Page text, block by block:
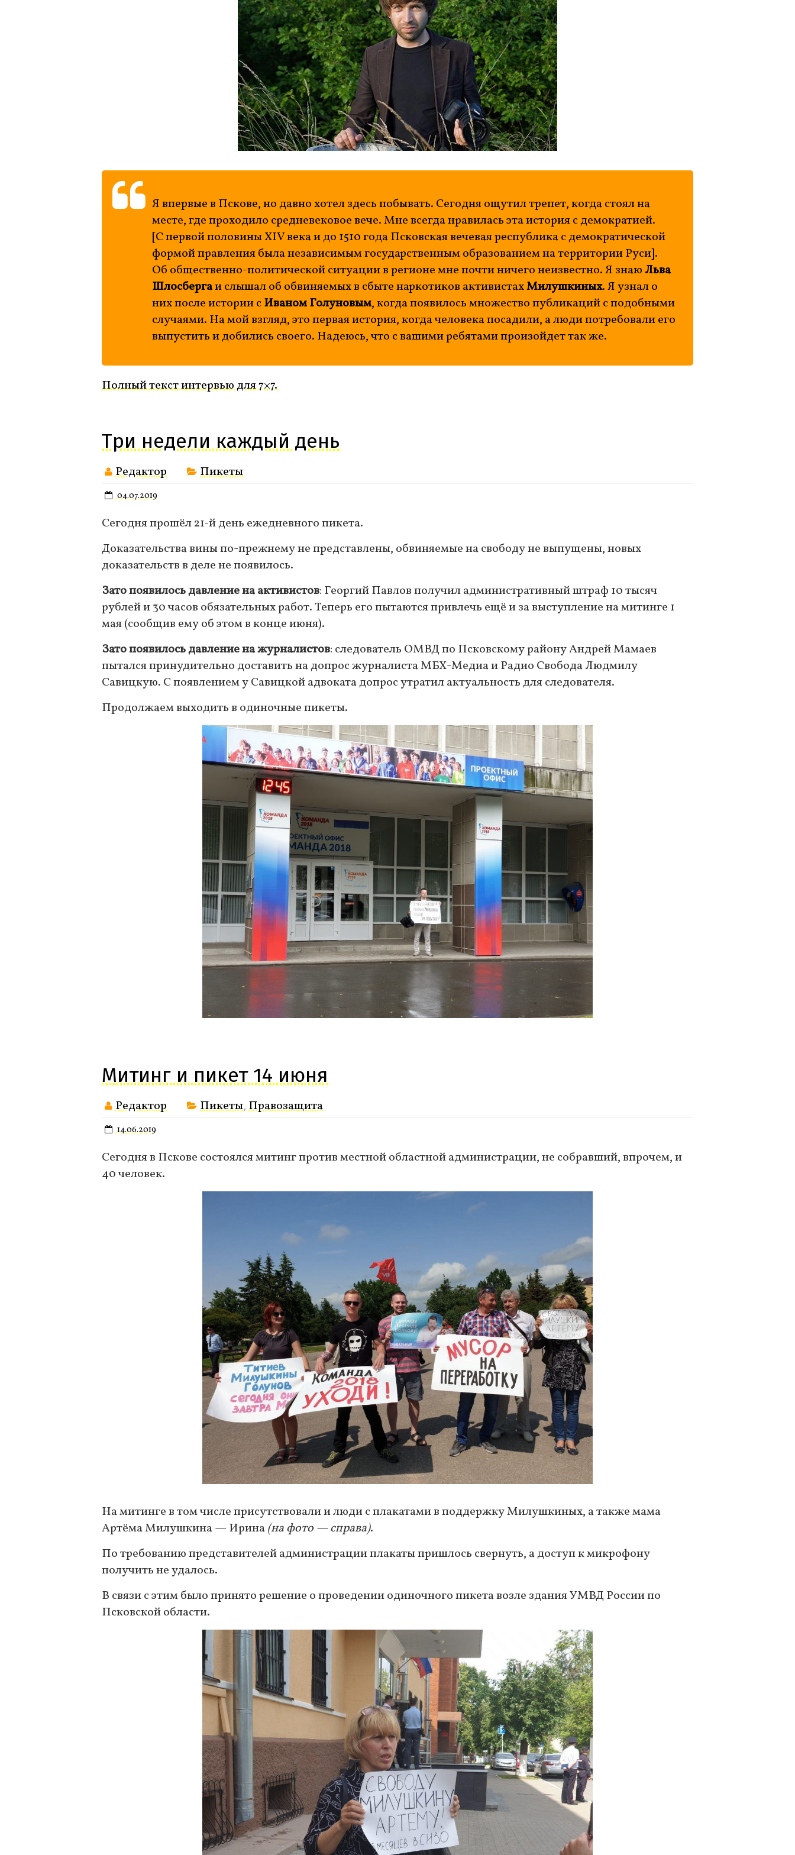
Я впервые в Пскове, но давно хотел здесь побывать. Сегодня ощутил трепет, когда стоял на
месте, где проходило средневековое вече. Мне всегда нравилась эта история с демократией.
[С первой половины XIV века и до 1510 года Псковская вечевая республика с демократической
формой правления была независимым государственным образованием на территории Руси].
Об общественно-политической ситуации в регионе мне почти ничего неизвестно. Я знаю Льва
Шлосбергаи слышал об обвиняемых в сбыте наркотиков активистахМилушкиных. Я узнал о
них после истории сИваном Голуновым, когда появилось множество публикаций с подобными
случаями. На мой взгляд, это первая история, когда человека посадили, а люди потребовали его
выпустить и добились своего. Надеюсь, что с вашими ребятами произойдет так же.
Полный текст интервью для 7×7.
Три недели каждый день
Редактор Пикеты
04.07.2019
Сегодня прошёл 21-й день ежедневного пикета.
Доказательства вины по-прежнему не представлены, обвиняемые на свободу не выпущены, новых
доказательств в деле не появилось.
Зато появилось давление на активистов: Георгий Павлов получил административный штраф 10 тысяч
рублей и 30 часов обязательных работ. Теперь его пытаются привлечь ещё и за выступление на митинге 1
мая (сообщив ему об этом в конце июня).
Зато появилось давление на журналистов: следователь ОМВД по Псковскому району Андрей Мамаев
пытался принудительно доставить на допрос журналиста ‎МБХ-Медиа и ‎Радио Свобода Людмилу
Савицкую. С появлением у Савицкой адвоката допрос утратил актуальность для следователя.
Продолжаем выходить в одиночные пикеты.
Митинг и пикет 14 июня
Редактор Пикеты,Правозащита
14.06.2019
Сегодня в Пскове состоялся митинг против местной областной администрации, не собравший, впрочем, и
40 человек.
На митинге в том числе присутствовали и люди с плакатами в поддержку Милушкиных, а также мама
Артёма Милушкина — Ирина(на фото — справа).
По требованию представителей администрации плакаты пришлось свернуть, а доступ к микрофону
получить не удалось.
В связи с этим было принято решение о проведении одиночного пикета возле здания УМВД России по
Псковской области.